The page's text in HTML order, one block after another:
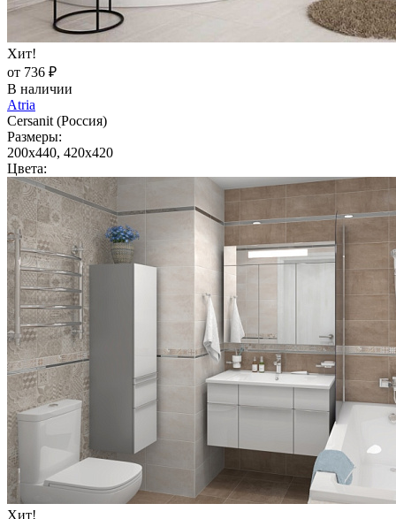
Хит!
от 736 ₽
В наличии
Atria
Cersanit (Россия)
Размеры:
200x440, 420x420
Цвета:
Хит!